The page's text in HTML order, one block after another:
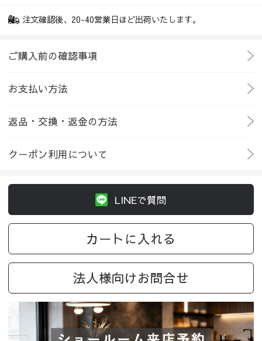
注文確認後、20-40営業日ほど出荷いたします。
ご購入前の確認事項
お支払い方法
返品・交換・返金の方法
クーポン利用について
LINEで質問
カートに入れる
法人様向けお問合せ